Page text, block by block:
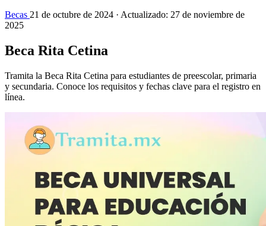
Becas 21 de octubre de 2024 · Actualizado: 27 de noviembre de
2025
Beca Rita Cetina
Tramita la Beca Rita Cetina para estudiantes de preescolar, primaria
y secundaria. Conoce los requisitos y fechas clave para el registro en
línea.